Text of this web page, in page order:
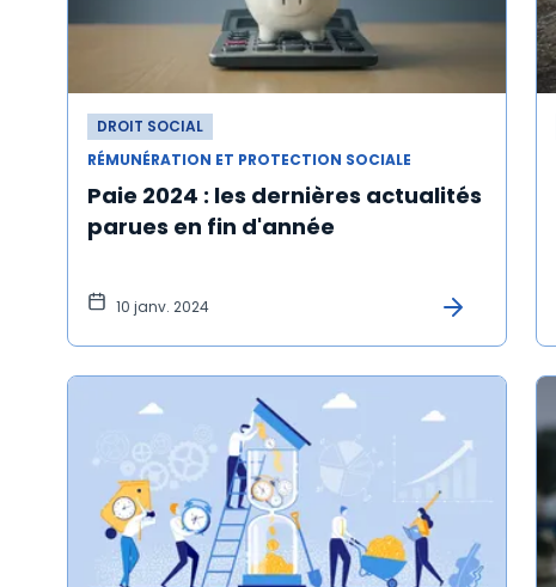
DROIT SOCIAL
RÉMUNÉRATION ET PROTECTION SOCIALE
Paie 2024 : les dernières actualités
parues en fin d'année
10 janv. 2024